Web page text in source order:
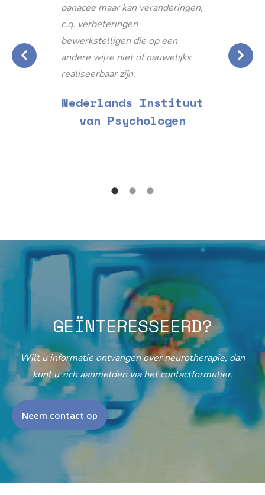
panacee maar kan veranderingen,
c.q. verbeteringen
bewerkstelligen die op een
andere wijze niet of nauwelijks
realiseerbaar zijn.
Nederlands Instituut
van Psychologen
GEÏNTERESSEERD?
Wilt u informatie ontvangen over neurotherapie, dan
kunt u zich aanmelden via het contactformulier.
Neem contact op